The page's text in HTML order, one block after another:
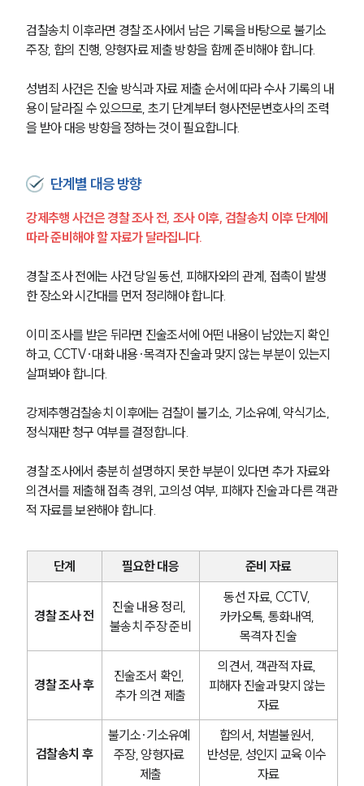
검찰송치 이후라면 경찰 조사에서 남은 기록을 바탕으로 불기소
주장, 합의 진행, 양형자료 제출 방향을 함께 준비해야 합니다.
성범죄 사건은 진술 방식과 자료 제출 순서에 따라 수사 기록의 내
용이 달라질 수 있으므로, 초기 단계부터 형사전문변호사의 조력
을 받아 대응 방향을 정하는 것이 필요합니다.
단계별 대응 방향
강제추행 사건은 경찰 조사 전, 조사 이후, 검찰송치 이후 단계에
따라 준비해야 할 자료가 달라집니다.
경찰 조사 전에는 사건 당일 동선, 피해자와의 관계, 접촉이 발생
한 장소와 시간대를 먼저 정리해야 합니다.
이미 조사를 받은 뒤라면 진술조서에 어떤 내용이 남았는지 확인
하고, CCTV·대화 내용·목격자 진술과 맞지 않는 부분이 있는지
살펴봐야 합니다.
강제추행검찰송치 이후에는 검찰이 불기소, 기소유예, 약식기소,
정식재판 청구 여부를 결정합니다.
경찰 조사에서 충분히 설명하지 못한 부분이 있다면 추가 자료와
의견서를 제출해 접촉 경위, 고의성 여부, 피해자 진술과 다른 객관
적 자료를 보완해야 합니다.
단계 필요한 대응 준비 자료
경찰 조사 전
진술 내용 정리,
불송치 주장 준비
동선 자료, CCTV,
카카오톡, 통화내역,
목격자 진술
경찰 조사 후
진술조서 확인,
추가 의견 제출
의견서, 객관적 자료,
피해자 진술과 맞지 않는
자료
검찰송치 후
불기소·기소유예
주장, 양형자료
제출
합의서, 처벌불원서,
반성문, 성인지 교육 이수
자료